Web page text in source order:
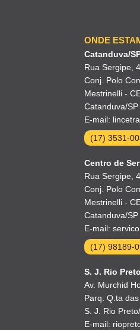
ONDE
Catanduva/
Rua Sergipe,
Conj. Polo
Mestrinelli -
Catanduva/SP
E-mail:
(17) 3531-
Centro de
Rua Sergipe,
Conj. Polo
Mestrinelli -
Catanduva/SP
E-mail:
(17) 98189-
S. J. Rio
Av. Murchid
Parq. Q.ta
S. J. Rio
E-mail: